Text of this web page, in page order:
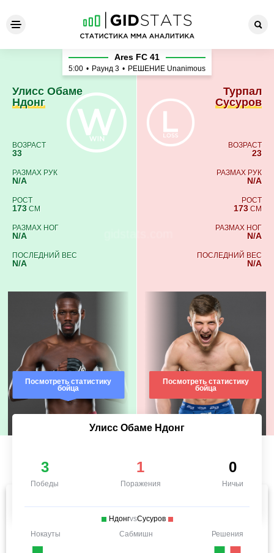
Улисс Обаме Ндонг -
Улисс Обаме
Ндонг
ВОЗРАСТ
33
РАЗМАХ РУК
N/A
РОСТ
173 СМ
РАЗМАХ НОГ
N/A
ПОСЛЕДНИЙ ВЕС
N/A
Посмотреть статистику
бойца
Ares FC 41
5:00 • Раунд 3 • РЕШЕНИЕ Unanimous
Турпал
Сусуров
ВОЗРАСТ
23
РАЗМАХ РУК
N/A
РОСТ
173 СМ
РАЗМАХ НОГ
N/A
ПОСЛЕДНИЙ ВЕС
N/A
Посмотреть статистику
бойца
Улисс Обаме Ндонг
3
Победы
1
Поражения
0
Ничьи
НдонгvsСусуров
Нокауты
Сабмишн Решения